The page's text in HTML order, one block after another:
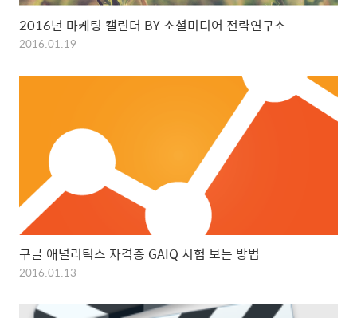
2016년 마케팅 캘린더 BY 소셜미디어 전략연구소
2016.01.19
구글 애널리틱스 자격증 GAIQ 시험 보는 방법
2016.01.13